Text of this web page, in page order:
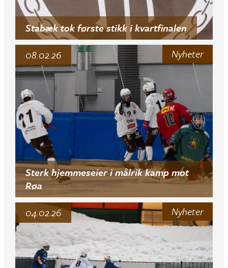
Stabæk tok første stikk i kvartfinalen
Nyheter
Sterk hjemmeseier i målrik kamp mot
Røa
08.02.26
Nyheter
04.02.26